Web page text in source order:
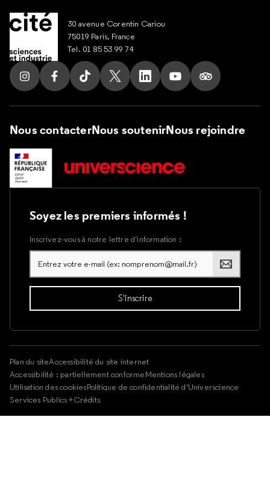
30 avenue Corentin Cariou
75019 Paris, France
Tel. 01 85 53 99 74
Suivez nous sur Instagram
Suivez nous sur Facebook
Suivez nous sur Tik Tok
Suivez nous sur X
Suivez nous sur LinkedIn
Suivez nous sur
Suivez nous
Nous contacterNous soutenirNous rejoindre
Soyez les premiers informés !
Inscrivez-vous à notre lettre d’information :
Plan du siteAccessibilité du site internet
Accessibilité : partiellement conformeMentions légales
Utilisation des cookiesPolitique de confidentialité d'Universcience
Services Publics +Crédits